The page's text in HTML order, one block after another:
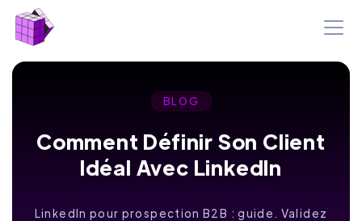
BLOG
Comment Définir Son Client
Idéal Avec LinkedIn
LinkedIn pour prospection B2B : guide. Validez